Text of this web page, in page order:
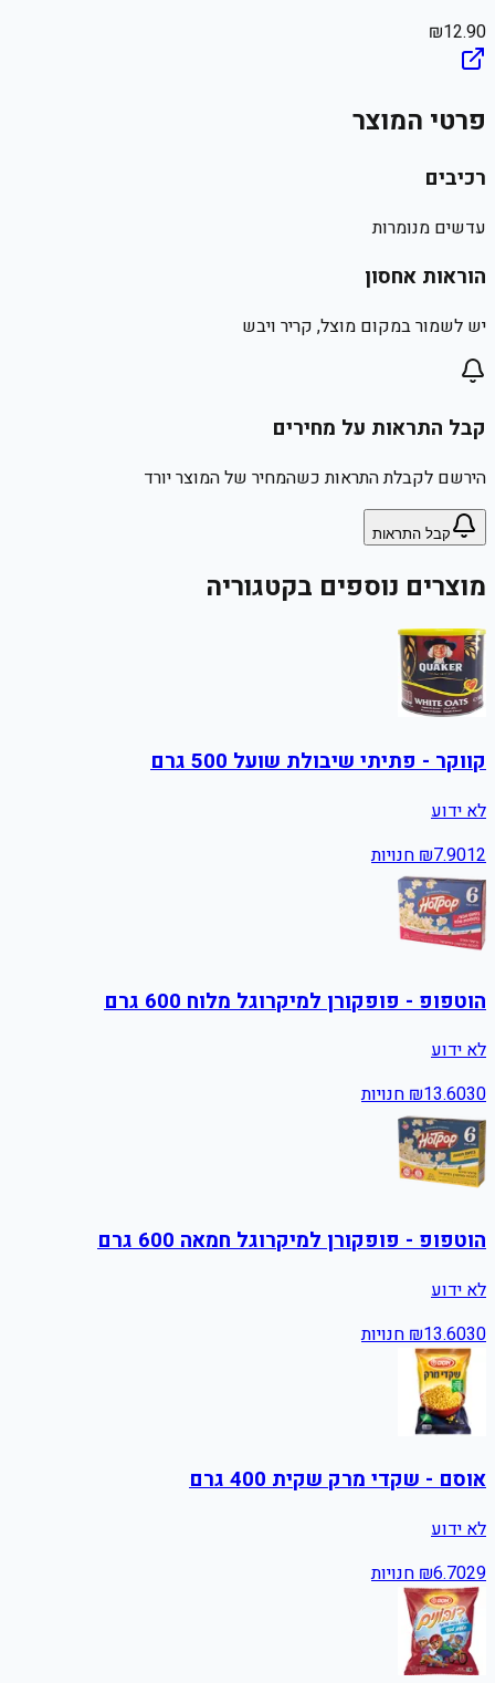
₪12.90
פרטי המוצר
רכיבים
עדשים מנומרות
הוראות אחסון
יש לשמור במקום מוצל, קריר ויבש
קבל התראות על מחירים
הירשם לקבלת התראות כשהמחיר של המוצר יורד
קבל התראות
מוצרים נוספים בקטגוריה
קווקר - פתיתי שיבולת שועל 500 גרם
לא ידוע
₪7.9012 חנויות
הוטפופ - פופקורן למיקרוגל מלוח 600 גרם
לא ידוע
₪13.6030 חנויות
הוטפופ - פופקורן למיקרוגל חמאה 600 גרם
לא ידוע
₪13.6030 חנויות
אוסם - שקדי מרק שקית 400 גרם
לא ידוע
₪6.7029 חנויות